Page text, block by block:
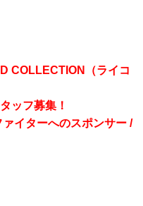
COLLECTION（ライコ
ッフ募集！
イターへのスポンサー /